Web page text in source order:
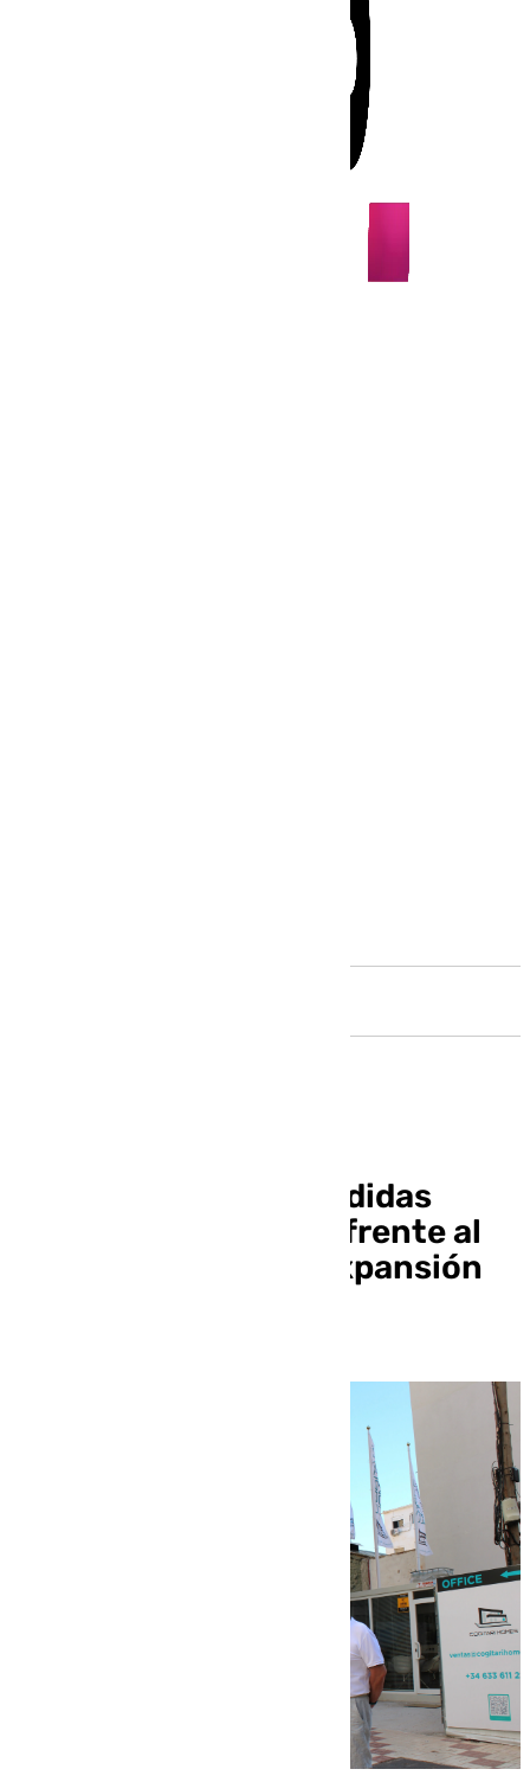
Con Málaga exige medidas
urgentes para hacer frente al
«descontrol» en la expansión